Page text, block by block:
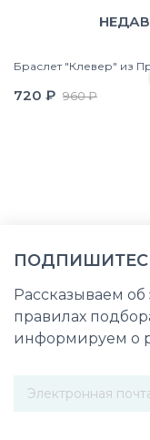
Браслет "Клевер" из
720 ₽ 960 ₽
Рассказываем
правилах
информируем о